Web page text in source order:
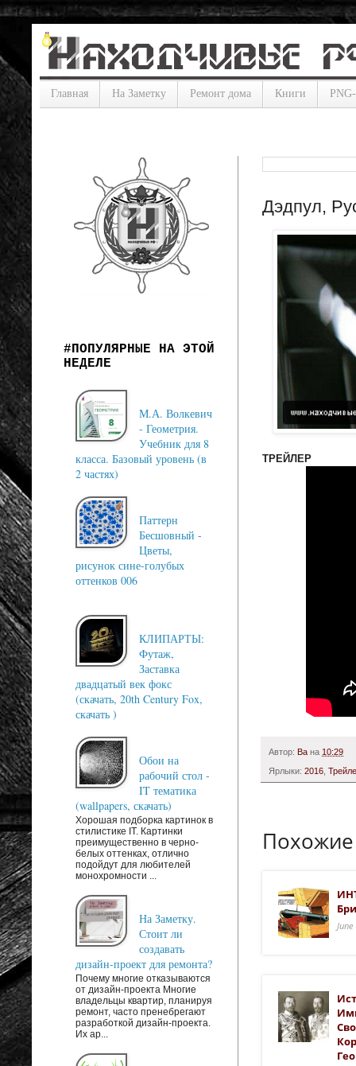
Главная На Заметку Ремонт дома Книги
Дэдпул,
ТРЕЙЛЕР
Автор: Ba на 10:29
Ярлыки: 2016
#ПОПУЛЯРНЫЕ НА ЭТОЙ
НЕДЕЛЕ
М.А. Волкевич
- Геометрия.
Учебник для 8
класса. Базовый уровень (в
2 частях)
Паттерн
Бесшовный -
Цветы,
рисунок сине-голубых
оттенков 006
КЛИПАРТЫ:
Футаж,
Заставка
двадцатый век фокс
(скачать, 20th Century Fox,
скачать )
Обои на
рабочий стол -
IT тематика
(wallpapers, скачать)
Хорошая подборка картинок в
стилистике IT. Картинки
преимущественно в черно-
белых оттенках, отлично
подойдут для любителей
монохромности ...
На Заметку.
Стоит ли
создавать
дизайн-проект для ремонта?
Почему многие отказываются
от дизайн-проекта Многие
владельцы квартир, планируя
ремонт, часто пренебрегают
разработкой дизайн-проекта.
Их ар...